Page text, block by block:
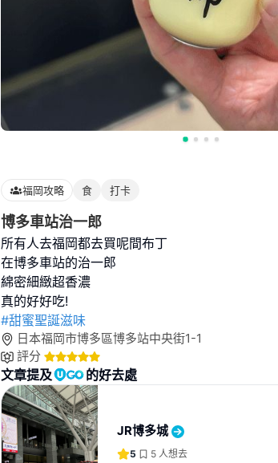
福岡攻略 食 打卡
博多車站治一郎
所有人去福岡都去買呢間布丁
在博多車站的治一郎
綿密細緻超香濃
#甜蜜聖誕滋味
日本福岡市博多區博多站中央街1-1
評分
文章提及 的好去處
JR博多城
5 5 人想去